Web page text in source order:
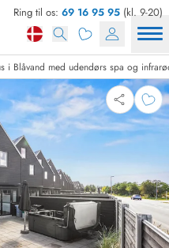
Ring til os: 69 16 95 95 (kl. 9-20)
i Blåvand med udendørs spa og